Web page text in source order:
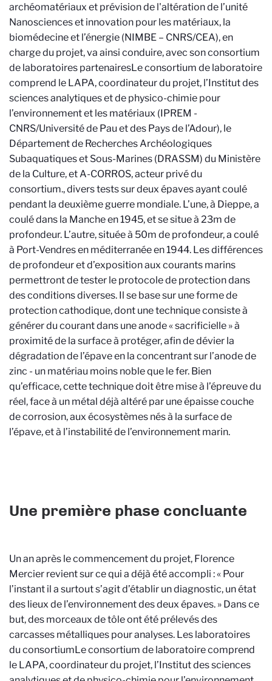
archéomatériaux et prévision de l'altération de l’unité
Nanosciences et innovation pour les matériaux, la
biomédecine et l’énergie (NIMBE – CNRS/CEA), en
charge du projet, va ainsi conduire, avec son consortium
de laboratoires partenairesLe consortium de laboratoire
comprend le LAPA, coordinateur du projet, l’Institut des
sciences analytiques et de physico-chimie pour
l’environnement et les matériaux (IPREM -
CNRS/Université de Pau et des Pays de l’Adour), le
Département de Recherches Archéologiques
Subaquatiques et Sous-Marines (DRASSM) du Ministère
de la Culture, et A-CORROS, acteur privé du
consortium., divers tests sur deux épaves ayant coulé
pendant la deuxième guerre mondiale. L’une, à Dieppe, a
coulé dans la Manche en 1945, et se situe à 23m de
profondeur. L’autre, située à 50m de profondeur, a coulé
à Port-Vendres en méditerranée en 1944. Les différences
de profondeur et d’exposition aux courants marins
permettront de tester le protocole de protection dans
des conditions diverses. Il se base sur une forme de
protection cathodique, dont une technique consiste à
générer du courant dans une anode « sacrificielle » à
proximité de la surface à protéger, afin de dévier la
dégradation de l’épave en la concentrant sur l’anode de
zinc - un matériau moins noble que le fer. Bien
qu’efficace, cette technique doit être mise à l’épreuve du
réel, face à un métal déjà altéré par une épaisse couche
de corrosion, aux écosystèmes nés à la surface de
l’épave, et à l’instabilité de l’environnement marin.
Une première phase concluante
Un an après le commencement du projet, Florence
Mercier revient sur ce qui a déjà été accompli : « Pour
l’instant il a surtout s’agit d’établir un diagnostic, un état
des lieux de l’environnement des deux épaves. » Dans ce
but, des morceaux de tôle ont été prélevés des
carcasses métalliques pour analyses. Les laboratoires
du consortiumLe consortium de laboratoire comprend
le LAPA, coordinateur du projet, l’Institut des sciences